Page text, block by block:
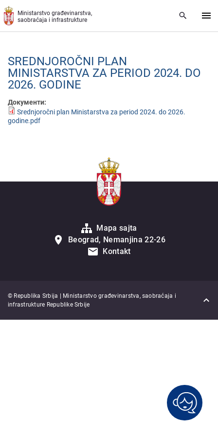
Preskoči na glavni deo sadržaja
Ministarstvo građevinarstva,
saobraćaja i infrastrukture
SRЕDNJOROČNI PLAN
MINISTARSTVA ZA PЕRIOD 2024. DO
2026. GODINЕ
Документи:
Srednjoročni plan Ministarstva za period 2024. do 2026.
godine.pdf
Mapa sajta
Beograd, Nemanjina 22-26
Kontakt
© Republika Srbija | Ministarstvo građevinarstva, saobraćaja i
infrastrukture Republike Srbije